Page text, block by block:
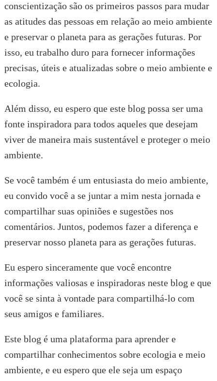
conscientização são os primeiros passos para mudar
as atitudes das pessoas em relação ao meio ambiente
e preservar o planeta para as gerações futuras. Por
isso, eu trabalho duro para fornecer informações
precisas, úteis e atualizadas sobre o meio ambiente e
ecologia.
Além disso, eu espero que este blog possa ser uma
fonte inspiradora para todos aqueles que desejam
viver de maneira mais sustentável e proteger o meio
ambiente.
Se você também é um entusiasta do meio ambiente,
eu convido você a se juntar a mim nesta jornada e
compartilhar suas opiniões e sugestões nos
comentários. Juntos, podemos fazer a diferença e
preservar nosso planeta para as gerações futuras.
Eu espero sinceramente que você encontre
informações valiosas e inspiradoras neste blog e que
você se sinta à vontade para compartilhá-lo com
seus amigos e familiares.
Este blog é uma plataforma para aprender e
compartilhar conhecimentos sobre ecologia e meio
ambiente, e eu espero que ele seja um espaço